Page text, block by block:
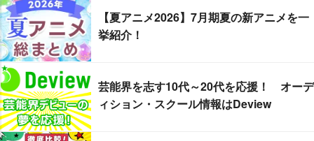
【夏アニメ2026】7月期夏の新アニメを一
挙紹介！
芸能界を志す10代～20代を応援！ オーデ
ィション・スクール情報はDeview